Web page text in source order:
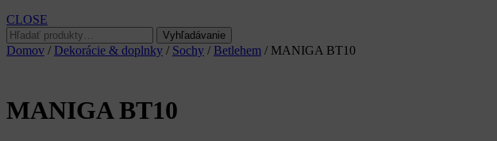
CLOSE
Hľadať:
Vyhľadávanie
Domov / Dekorácie & doplnky / Sochy / Betlehem / MANIGA BT10
MANIGA BT10